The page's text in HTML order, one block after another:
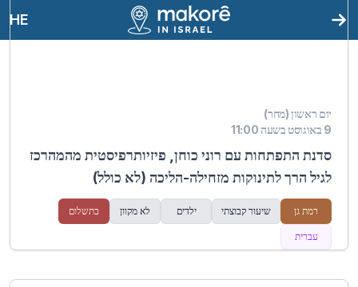
HE
יום ראשון (מחר)
9 באוגוסט בשעה 11:00
סדנת התפתחות עם רוני כוחן, פיזיותרפיסטית מהמהרכז
לגיל הרך לתינוקות מזחילה-הליכה (לא כולל)
רמת גן שיעור קבוצתי ילדים לא מקוון בתשלום
עברית